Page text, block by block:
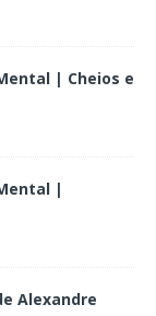
| Cheios e
|
Alexandre